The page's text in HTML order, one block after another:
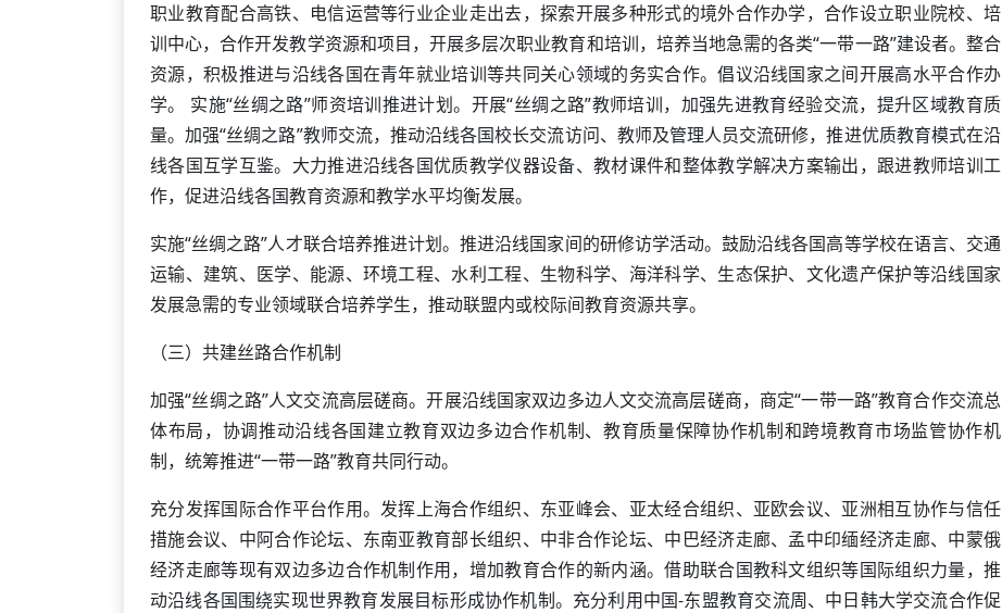
职业教育配合高铁、电信运营等行业企业走出去，探索开展多种形式的境外合作办学，合作设立职业院校、培
训中心，合作开发教学资源和项目，开展多层次职业教育和培训，培养当地急需的各类“一带一路”建设者。整合
资源，积极推进与沿线各国在青年就业培训等共同关心领域的务实合作。倡议沿线国家之间开展高水平合作办
学。 实施“丝绸之路”师资培训推进计划。开展“丝绸之路”教师培训，加强先进教育经验交流，提升区域教育质
量。加强“丝绸之路”教师交流，推动沿线各国校长交流访问、教师及管理人员交流研修，推进优质教育模式在沿
线各国互学互鉴。大力推进沿线各国优质教学仪器设备、教材课件和整体教学解决方案输出，跟进教师培训工
作，促进沿线各国教育资源和教学水平均衡发展。
实施“丝绸之路”人才联合培养推进计划。推进沿线国家间的研修访学活动。鼓励沿线各国高等学校在语言、交通
运输、建筑、医学、能源、环境工程、水利工程、生物科学、海洋科学、生态保护、文化遗产保护等沿线国家
发展急需的专业领域联合培养学生，推动联盟内或校际间教育资源共享。
（三）共建丝路合作机制
加强“丝绸之路”人文交流高层磋商。开展沿线国家双边多边人文交流高层磋商，商定“一带一路”教育合作交流总
体布局，协调推动沿线各国建立教育双边多边合作机制、教育质量保障协作机制和跨境教育市场监管协作机
制，统筹推进“一带一路”教育共同行动。
充分发挥国际合作平台作用。发挥上海合作组织、东亚峰会、亚太经合组织、亚欧会议、亚洲相互协作与信任
措施会议、中阿合作论坛、东南亚教育部长组织、中非合作论坛、中巴经济走廊、孟中印缅经济走廊、中蒙俄
经济走廊等现有双边多边合作机制作用，增加教育合作的新内涵。借助联合国教科文组织等国际组织力量，推
动沿线各国围绕实现世界教育发展目标形成协作机制。充分利用中国-东盟教育交流周、中日韩大学交流合作促